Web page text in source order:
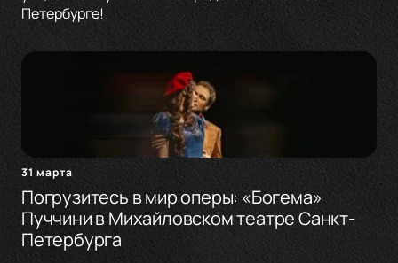
Петербурге!
31 марта
Погрузитесь в мир оперы: «Богема»
Пуччини в Михайловском театре Санкт-
Петербурга